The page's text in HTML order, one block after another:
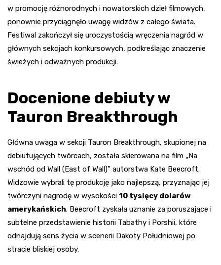
w promocję różnorodnych i nowatorskich dzieł filmowych,
ponownie przyciągnęło uwagę widzów z całego świata.
Festiwal zakończył się uroczystością wręczenia nagród w
głównych sekcjach konkursowych, podkreślając znaczenie
świeżych i odważnych produkcji.
Docenione debiuty w
Tauron Breakthrough
Główna uwaga w sekcji Tauron Breakthrough, skupionej na
debiutujących twórcach, została skierowana na film „Na
wschód od Wall (East of Wall)” autorstwa Kate Beecroft.
Widzowie wybrali tę produkcję jako najlepszą, przyznając jej
twórczyni nagrodę w wysokości 10 tysięcy dolarów
amerykańskich. Beecroft zyskała uznanie za poruszające i
subtelne przedstawienie historii Tabathy i Porshii, które
odnajdują sens życia w scenerii Dakoty Południowej po
stracie bliskiej osoby.